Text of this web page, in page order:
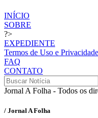
INÍCIO
SOBRE
?>
EXPEDIENTE
Termos de Uso e Privacidade
FAQ
CONTATO
Jornal A Folha - Todos os
/ Jornal A Folha